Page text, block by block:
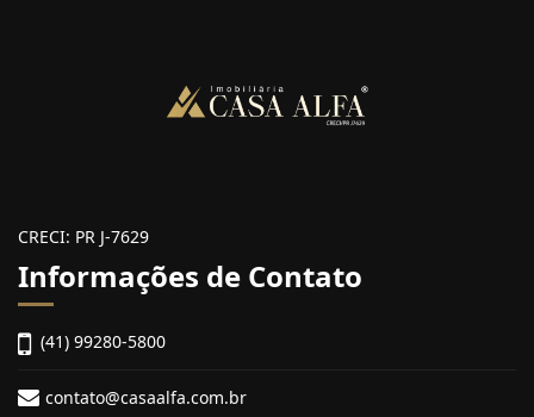
CRECI: PR J-7629
Informações de Contato
(41) 99280-5800
contato@casaalfa.com.br